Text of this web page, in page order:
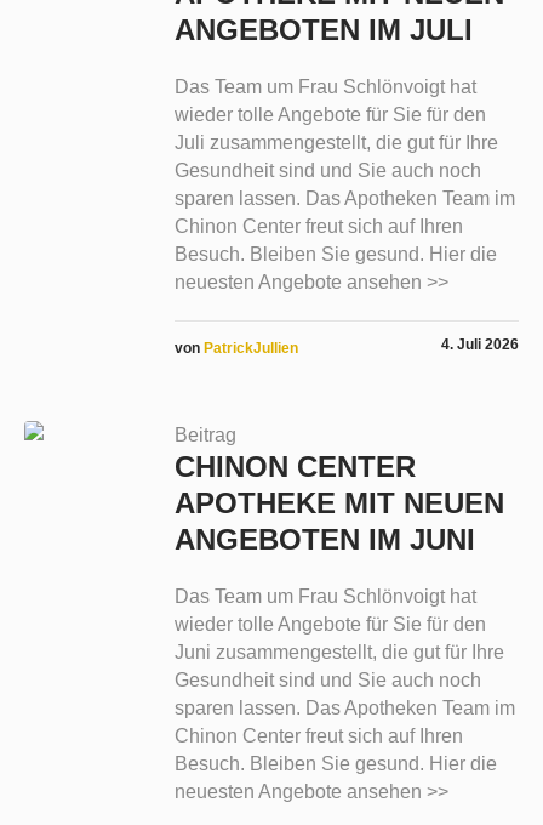
ANGEBOTEN IM JULI
Das Team um Frau Schlönvoigt hat
wieder tolle Angebote für Sie für den
Juli zusammengestellt, die gut für Ihre
Gesundheit sind und Sie auch noch
sparen lassen. Das Apotheken Team im
Chinon Center freut sich auf Ihren
Besuch. Bleiben Sie gesund. Hier die
neuesten Angebote ansehen >>
4. Juli 2026
von PatrickJullien
Beitrag
CHINON CENTER
APOTHEKE MIT NEUEN
ANGEBOTEN IM JUNI
Das Team um Frau Schlönvoigt hat
wieder tolle Angebote für Sie für den
Juni zusammengestellt, die gut für Ihre
Gesundheit sind und Sie auch noch
sparen lassen. Das Apotheken Team im
Chinon Center freut sich auf Ihren
Besuch. Bleiben Sie gesund. Hier die
neuesten Angebote ansehen >>